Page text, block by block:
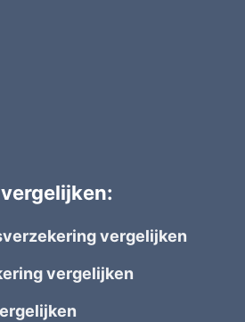
vergelijken
vergelijken